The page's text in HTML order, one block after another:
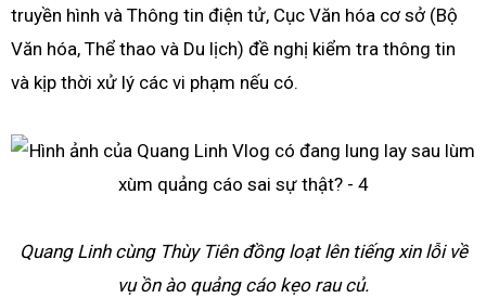
truyền hình và Thông tin điện tử, Cục Văn hóa cơ sở (Bộ
Văn hóa, Thể thao và Du lịch) đề nghị kiểm tra thông tin
và kịp thời xử lý các vi phạm nếu có.
Quang Linh cùng Thùy Tiên đồng loạt lên tiếng xin lỗi về
vụ ồn ào quảng cáo kẹo rau củ.